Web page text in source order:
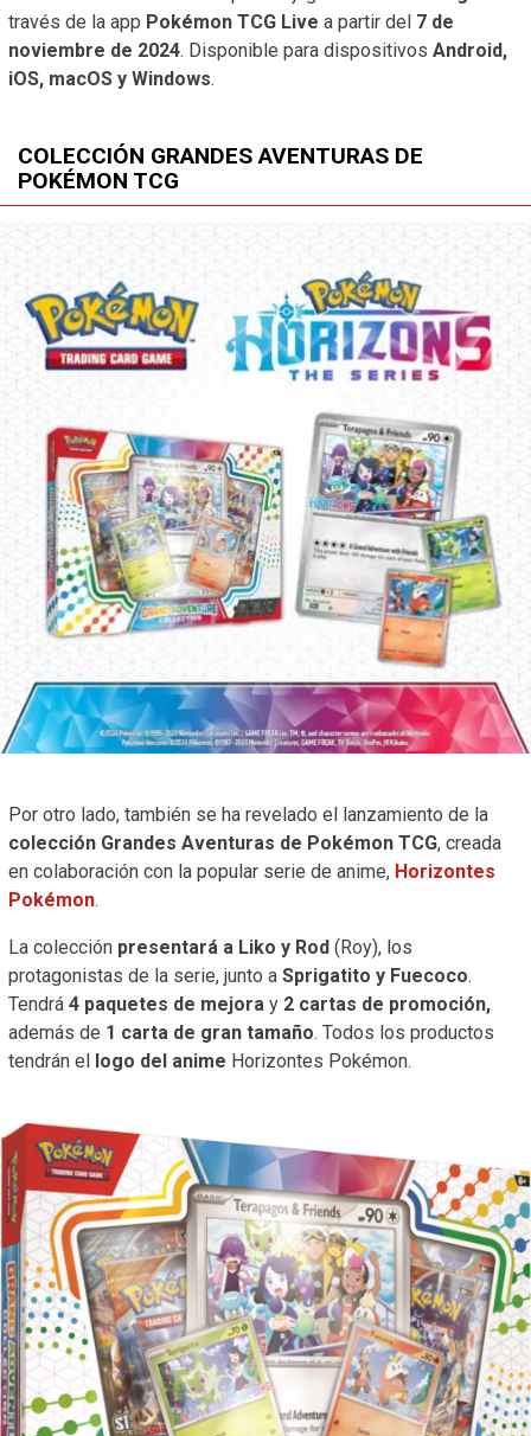
través de la app Pokémon TCG Live a partir del 7 de
noviembre de 2024. Disponible para dispositivos Android,
iOS, macOS y Windows.
COLECCIÓN GRANDES AVENTURAS DE
POKÉMON TCG
Por otro lado, también se ha revelado el lanzamiento de la
colección Grandes Aventuras de Pokémon TCG, creada
en colaboración con la popular serie de anime, Horizontes
Pokémon.
La colección presentará a Liko y Rod (Roy), los
protagonistas de la serie, junto a Sprigatito y Fuecoco.
Tendrá 4 paquetes de mejora y 2 cartas de promoción,
además de 1 carta de gran tamaño. Todos los productos
tendrán el logo del anime Horizontes Pokémon.